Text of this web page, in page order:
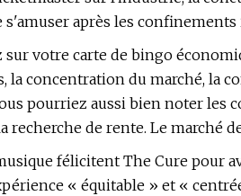
s'amuser après les
sur votre carte de bingo
la concentration du marché, la
pourriez aussi bien noter les
recherche de rente. Le marché
félicitent The Cure pour
« équitable » et «